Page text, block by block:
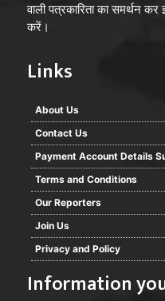
वाली पत्रकारिता का समर्थन कर
करें।
Links
About Us
Contact Us
Payment Account Details
Terms and Conditions
Our Reporters
Join Us
Privacy and Policy
Information